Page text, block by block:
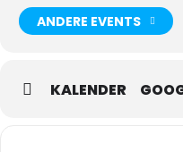
ANDERE EVENTS
KALENDER